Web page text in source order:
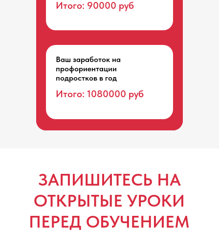
Итого: 90000 руб
Ваш заработок на
профориентации
подростков в год
Итого: 1080000 руб